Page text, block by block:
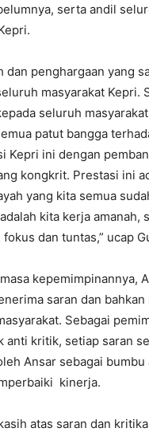
serta andil
dan penghargaan yang
masyarakat Kepri.
seluruh
patut bangga
Kepri ini dengan
kongkrit. Prestasi ini
yang kita semua
kita kerja amanah,
dan tuntas,” ucap
kepemimpinannya,
saran dan
Sebagai
anti kritik, setiap saran
Ansar sebagai
kinerja.
atas saran dan